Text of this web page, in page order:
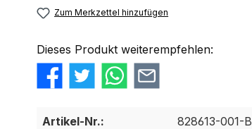
Zum Merkzettel hinzufügen
Dieses Produkt weiterempfehlen:
Artikel-Nr.: 828613-001-B